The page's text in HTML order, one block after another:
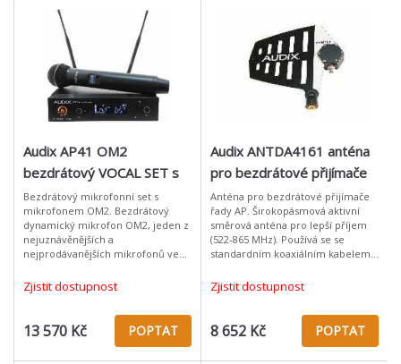
Audix AP41 OM2
bezdrátový VOCAL SET s
mikrofonem OM2
Bezdrátový mikrofonní set s
mikrofonem OM2. Bezdrátový
dynamický mikrofon OM2, jeden z
nejuznávěnějších a
nejprodávanějších mikrofonů ve
odolnost proti zpětné vazbě.
Pozor již ve volném
Zjistit dostupnost
13 570 Kč POPTAT
Audix ANTDA4161 anténa
pro bezdrátové přijímače
řady AP
Anténa pro bezdrátové přijímače
řady AP. Širokopásmová aktivní
směrová anténa pro lepší příjem
(522-865 MHz). Používá se se
standardním koaxiálním kabelem s
signálu pro příjem na dálku. Ideáln
Zjistit dostupnost
8 652 Kč POPTAT